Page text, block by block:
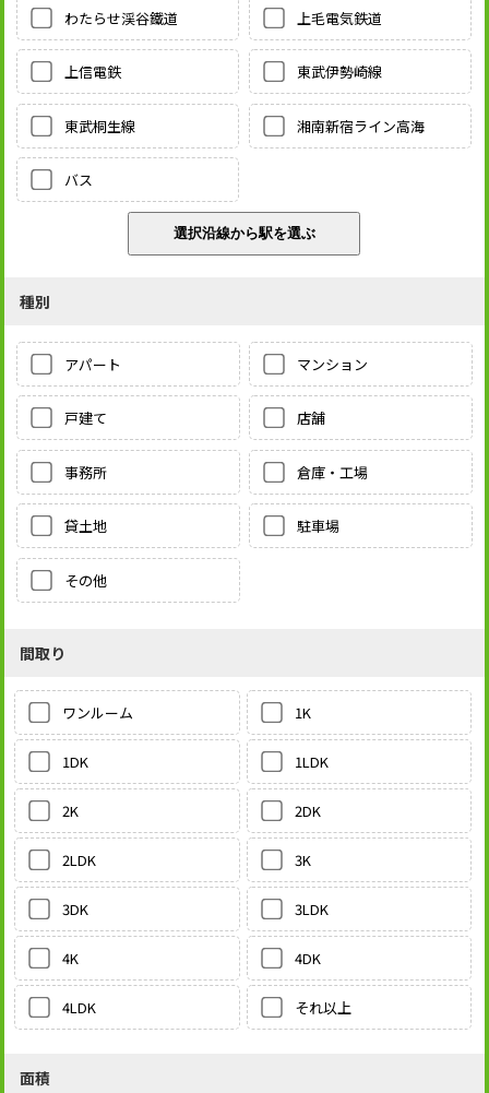
わたらせ渓谷鐵道 上毛電気鉄道
上信電鉄 東武伊勢崎線
東武桐生線 湘南新宿ライン高海
バス
種別
アパート マンション
戸建て 店舗
事務所 倉庫・工場
貸土地 駐車場
その他
間取り
ワンルーム 1K
1DK 1LDK
2K 2DK
2LDK 3K
3DK 3LDK
4K 4DK
4LDK それ以上
面積